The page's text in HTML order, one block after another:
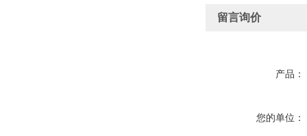
留言询价
产品：
您的单位：